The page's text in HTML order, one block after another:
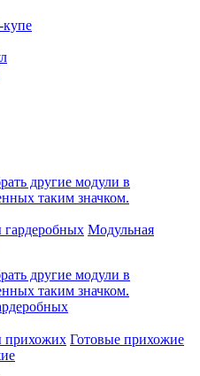
другие модули в
таким значком.
гардеробных Модульная
другие модули в
таким значком.
прихожих Готовые прихожие